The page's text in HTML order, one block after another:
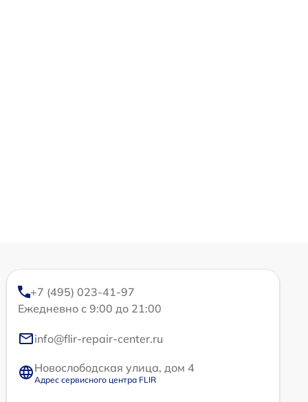
+7 (495) 023-41-97
Ежедневно с 9:00 до 21:00
info@flir-repair-center.ru
Новослободская улица, дом 4
Адрес сервисного центра FLIR